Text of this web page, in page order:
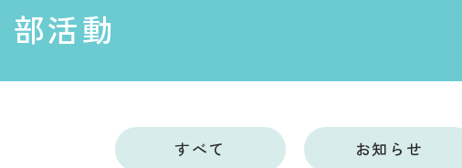
部活動
すべて お知らせ